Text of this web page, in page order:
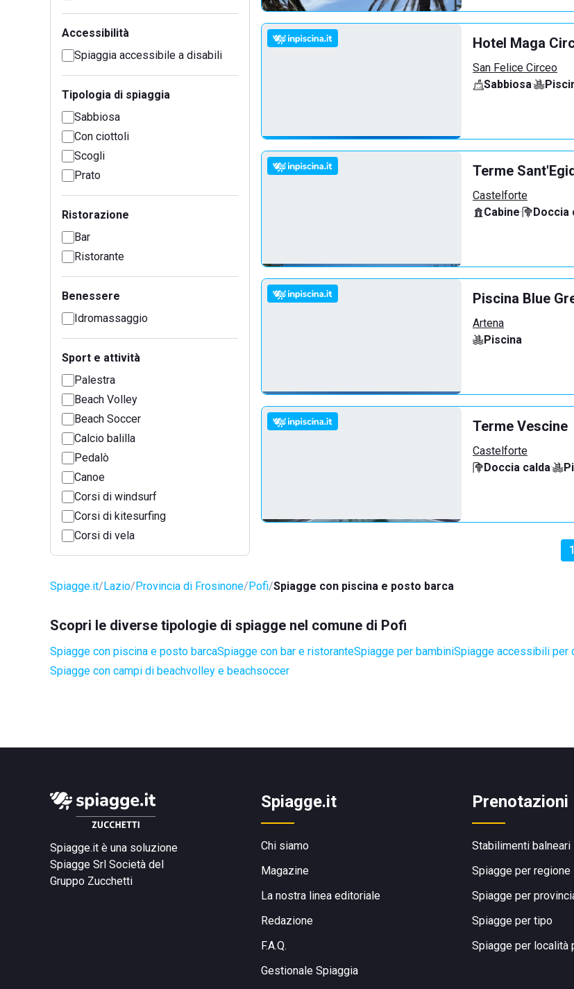
Accessibilità
Spiaggia accessibile a disabili
Tipologia di spiaggia
Sabbiosa
Con ciottoli
Scogli
Prato
Ristorazione
Bar
Ristorante
Benessere
Idromassaggio
Sport e attività
Palestra
Beach Volley
Beach Soccer
Calcio balilla
Pedalò
Canoe
Corsi di windsurf
Corsi di kitesurfing
Corsi di vela
Hotel Maga
San Felice Circeo
Sabbiosa·
Terme
Castelforte
Cabine· Doccia
Piscina Blue
Artena
Piscina
Terme Vescine
Castelforte
Doccia calda·
1
Spiagge.it Lazio Provincia di Frosinone Pofi Spiagge con piscina e posto barca
Scopri le diverse tipologie di spiagge nel comune di Pofi
Spiagge con piscina e posto barcaSpiagge con bar e ristoranteSpiagge per bambiniSpiagge accessibili per
Spiagge con campi di beachvolley e beachsoccer
Spiagge.it è una soluzione
Spiagge Srl Società del
Gruppo Zucchetti
Spiagge.it
Chi siamo
Magazine
La nostra linea editoriale
Redazione
F.A.Q.
Gestionale Spiaggia
Prenotazioni
Stabilimenti balneari
Spiagge per regione
Spiagge per
Spiagge per tipo
Spiagge per località